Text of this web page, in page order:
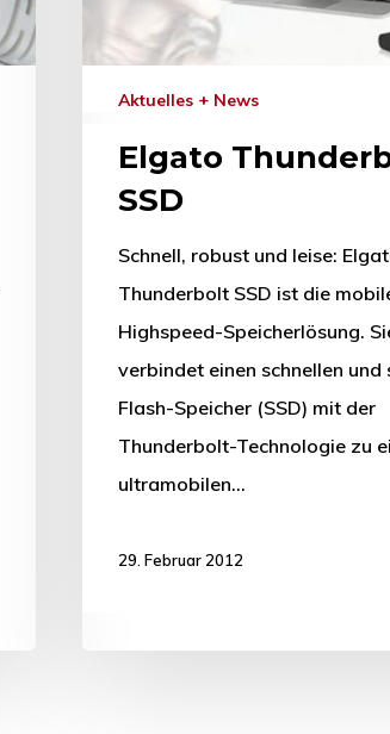
Aktuelles + News
Elgato
SSD
Schnell, robust und leise:
Thunderbolt SSD ist die
Highspeed-Speicherlösung.
verbindet einen schnellen und
Flash-Speicher (SSD) mit der
Thunderbolt-Technologie zu
ultramobilen…
29. Februar 2012